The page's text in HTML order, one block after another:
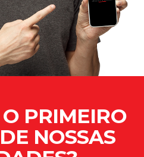
PRIMEIRO
NOSSAS